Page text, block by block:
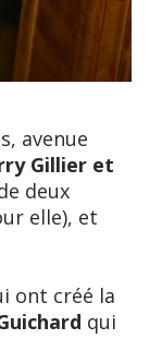
avenue
Gillier et
deux
elle), et
ont créé la
qui